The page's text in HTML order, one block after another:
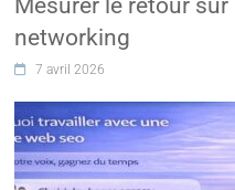
Mesurer le retour
networking
7 avril 2026